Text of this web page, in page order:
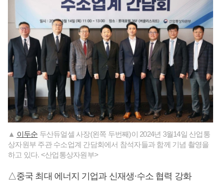
▲ 이두순 두산듀얼셀 사장(왼쪽 두번째)이 2024년 3월14일 산업통
상자원부 주관 수소업계 간담회에서 참석자들과 함께 기념 촬영을
하고 있다. <산업통상자원부>
△중국 최대 에너지 기업과 신재생·수소 협력 강화